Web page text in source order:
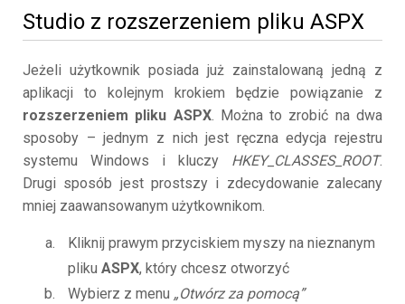
Studio z rozszerzeniem pliku ASPX
Jeżeli użytkownik posiada już zainstalowaną jedną z
aplikacji to kolejnym krokiem będzie powiązanie z
rozszerzeniem pliku ASPX. Można to zrobić na dwa
sposoby – jednym z nich jest ręczna edycja rejestru
systemu Windows i kluczy HKEY_CLASSES_ROOT.
Drugi sposób jest prostszy i zdecydowanie zalecany
mniej zaawansowanym użytkownikom.
Kliknij prawym przyciskiem myszy na nieznanym
pliku ASPX, który chcesz otworzyć
Wybierz z menu „Otwórz za pomocą”